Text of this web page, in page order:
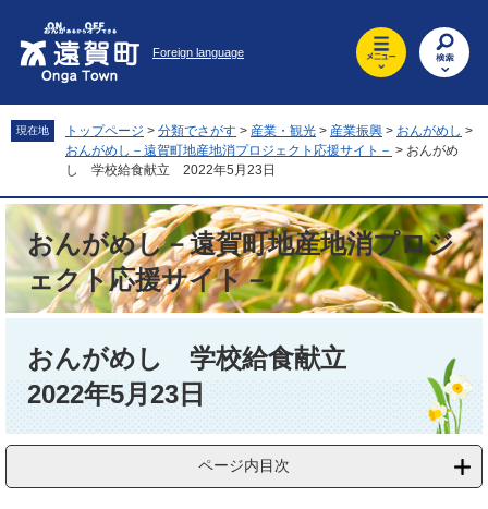
先
頭
。
を
飛
て
へ
Foreign language
現在地 トップページ > 分類でさがす > 産業・観光 > 産業振興 > おんがめし >
おんがめし－遠賀町地産地消プロジェクト応援サイト－ > おんがめ
し 学校給食献立 2022年5月23日
おんがめし－遠賀町地産地消プロジ
ェクト応援サイト－
おんがめし 学校給食献立
2022年5月23日
ページ内目次